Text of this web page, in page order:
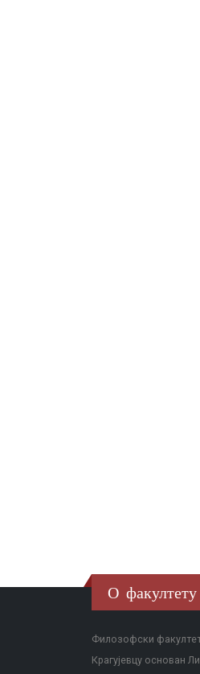
О факултету
Филозофски факултет
Крагујевцу основан